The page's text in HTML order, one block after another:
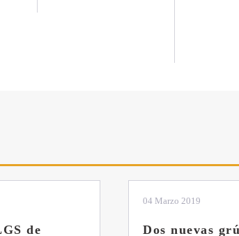
de
04 Marzo 2019
Dos nuevas